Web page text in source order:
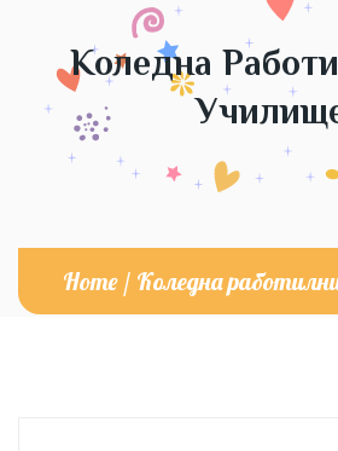
Коледна
Home / Коледна